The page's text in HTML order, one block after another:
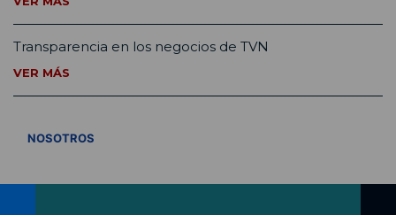
Transparencia en los negocios de TVN
VER MÁS
NOSOTROS